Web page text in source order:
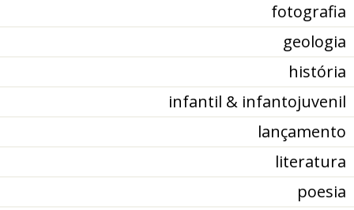
fotografia
geologia
história
infantil & infantojuvenil
lançamento
literatura
poesia